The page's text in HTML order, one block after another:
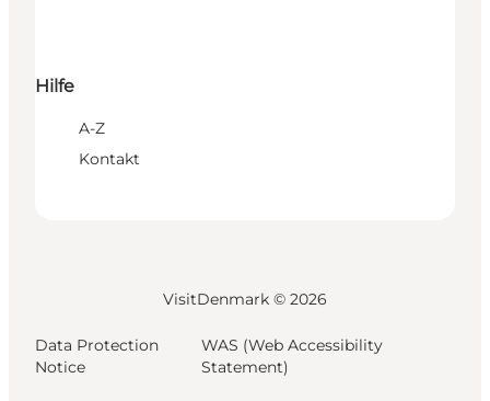
Hilfe
A-Z
Kontakt
VisitDenmark © 2026
Data Protection
Notice
WAS (Web Accessibility
Statement)